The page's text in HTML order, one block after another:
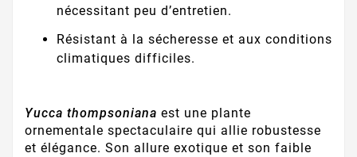
nécessitant peu d’entretien.
Résistant à la sécheresse et aux conditions
climatiques difficiles.
Yucca thompsoniana est une plante
ornementale spectaculaire qui allie robustesse
et élégance. Son allure exotique et son faible